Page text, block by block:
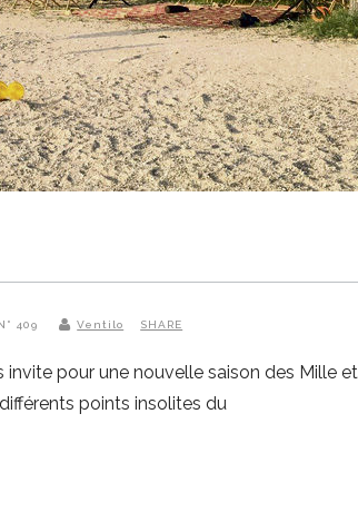
409 Ventilo SHARE
pour une nouvelle saison des Mille
points insolites du